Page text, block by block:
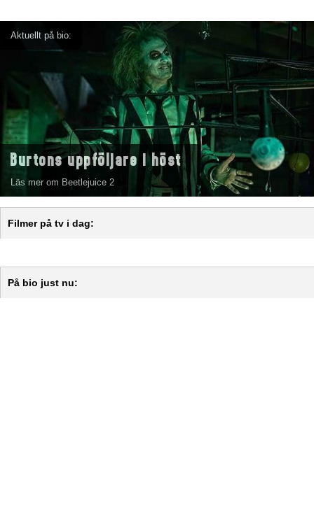
Aktuellt på bio:
Burtons uppföljare i höst
Läs mer om Beetlejuice 2
Filmer på tv i dag:
På bio just nu: